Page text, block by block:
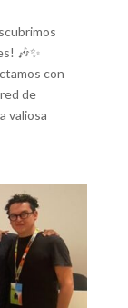
🎶✨
con
de
valiosa